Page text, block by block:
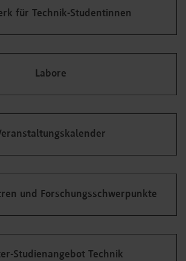
für Technik-Studentinnen
Labore
und Forschungsschwerpunkte
Studienangebot Technik